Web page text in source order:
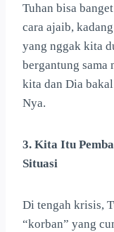
Tuhan bisa
cara ajaib,
yang nggak kita
bergantung
kita dan Dia
Nya.
3. Kita Itu
Situasi
Di tengah krisis,
“korban” yang